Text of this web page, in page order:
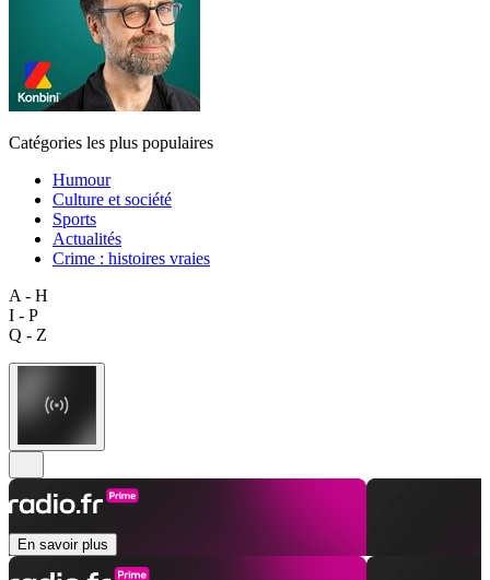
Catégories les plus populaires
Humour
Culture et société
Sports
Actualités
Crime : histoires vraies
A - H
I - P
Q - Z
En savoir plus